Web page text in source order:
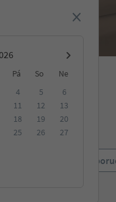
Pá So
Ne
4 5
6
11 12
13
18 19
20
25 26
27